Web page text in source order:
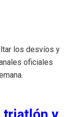
los desvíos y
oficiales